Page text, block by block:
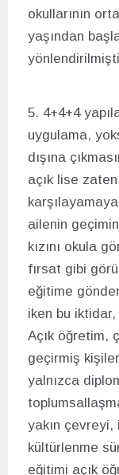
okullarının
yaşından
5. 4+4+4
uygulama,
dışına
açık lise
ailenin
kızını okula
fırsat gibi
eğitime
iken bu
Açık öğretim,
geçirmiş
yalnızca
yakın çevreyi,
kültürlenme
eğitimi açık